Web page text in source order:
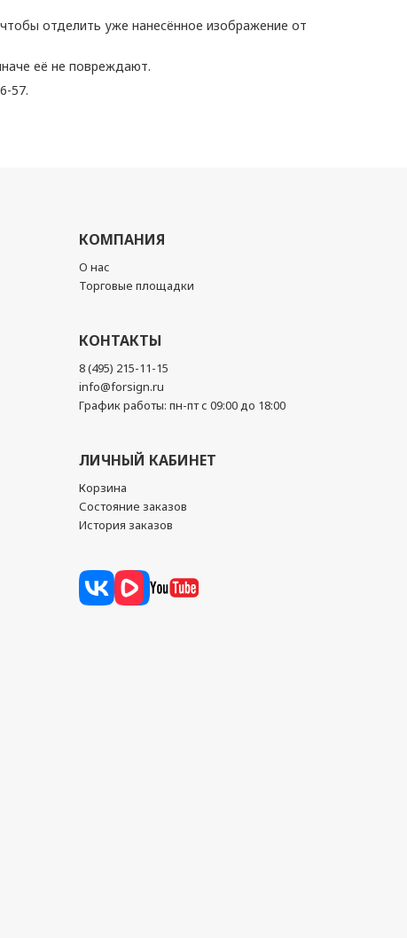
отделить уже нанесённое изображение от
её не повреждают.
57.
КОМПАНИЯ
О нас
Торговые площадки
КОНТАКТЫ
8 (495) 215-11-15
info@forsign.ru
График работы: пн-пт с 09:00 до 18:00
ЛИЧНЫЙ КАБИНЕТ
Корзина
Состояние заказов
История заказов